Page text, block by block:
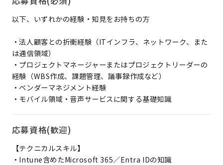
以下、いずれかの経験・知見をお持ちの方
・法人顧客との折衝経験（ITインフラ、ネットワーク、また
は通信領域）
・プロジェクトマネージャーまたはプロジェクトリーダーの
経験（WBS作成、課題管理、議事録作成など）
・ベンダーマネジメント経験
・モバイル領域・音声サービスに関する基礎知識
応募資格(歓迎)
【テクニカルスキル】
・Intune含めたMicrosoft 365／Entra IDの知識